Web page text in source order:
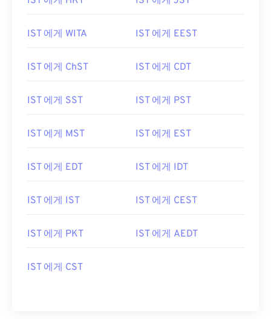
IST 에게 WITA IST 에게 EEST
IST 에게 ChST IST 에게 CDT
IST 에게 SST IST 에게 PST
IST 에게 MST IST 에게 EST
IST 에게 EDT IST 에게 IDT
IST 에게 IST IST 에게 CEST
IST 에게 PKT IST 에게 AEDT
IST 에게 CST